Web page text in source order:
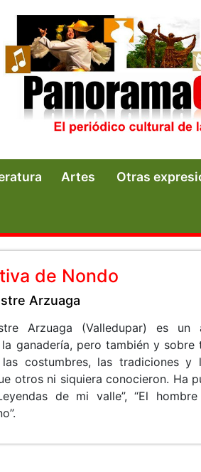
Artes Otras
de Nondo
Arzuaga
Arzuaga (Valledupar) es
ganadería, pero también y
costumbres, las tradiciones y
otros ni siquiera conocieron. Ha
de mi valle”, “El